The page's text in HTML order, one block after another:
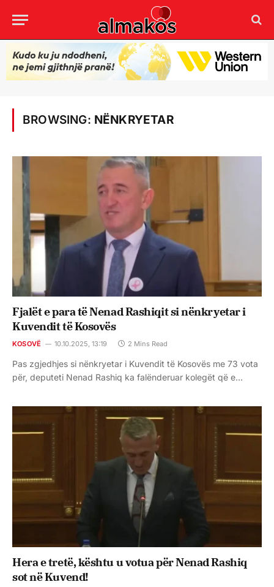
BROWSING: NËNKRYETAR
Fjalët e para të Nenad Rashiqit si nënkryetar i
Kuvendit të Kosovës
KOSOVË 10.10.2025, 13:19 2 Mins Read
Pas zgjedhjes si nënkryetar i Kuvendit të Kosovës me 73 vota
për, deputeti Nenad Rashiq ka falënderuar kolegët që e…
Hera e tretë, kështu u votua për Nenad Rashiq
sot në Kuvend!